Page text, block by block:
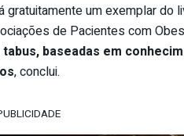
um exemplar do
de Pacientes com
baseadas em
, conclui.